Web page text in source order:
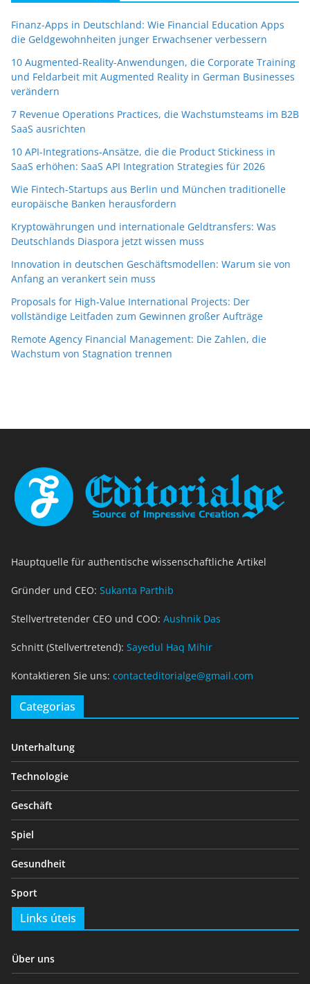
Finanz-Apps in Deutschland: Wie Financial Education Apps
die Geldgewohnheiten junger Erwachsener verbessern
10 Augmented-Reality-Anwendungen, die Corporate Training
und Feldarbeit mit Augmented Reality in German Businesses
verändern
7 Revenue Operations Practices, die Wachstumsteams im B2B
SaaS ausrichten
10 API-Integrations-Ansätze, die die Product Stickiness in
SaaS erhöhen: SaaS API Integration Strategies für 2026
Wie Fintech-Startups aus Berlin und München traditionelle
europäische Banken herausfordern
Kryptowährungen und internationale Geldtransfers: Was
Deutschlands Diaspora jetzt wissen muss
Innovation in deutschen Geschäftsmodellen: Warum sie von
Anfang an verankert sein muss
Proposals for High-Value International Projects: Der
vollständige Leitfaden zum Gewinnen großer Aufträge
Remote Agency Financial Management: Die Zahlen, die
Wachstum von Stagnation trennen
Hauptquelle für authentische wissenschaftliche Artikel
Gründer und CEO: Sukanta Parthib
Stellvertretender CEO und COO: Aushnik Das
Schnitt (Stellvertretend): Sayedul Haq Mihir
Kontaktieren Sie uns: contacteditorialge@gmail.com
Categorias
Unterhaltung
Technologie
Geschäft
Spiel
Gesundheit
Sport
Links úteis
Über uns